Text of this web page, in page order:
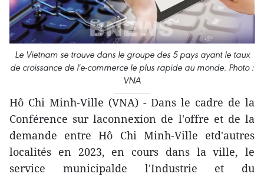
Le Vietnam se trouve dans le groupe des 5 pays ayant le taux
de croissance de l'e-commerce le plus rapide au monde. Photo :
VNA
Hô Chi Minh-Ville (VNA) - Dans le cadre de la
Conférence sur laconnexion de l'offre et de la
demande entre Hô Chi Minh-Ville etd'autres
localités en 2023, en cours dans la ville, le
service municipalde l'Industrie et du